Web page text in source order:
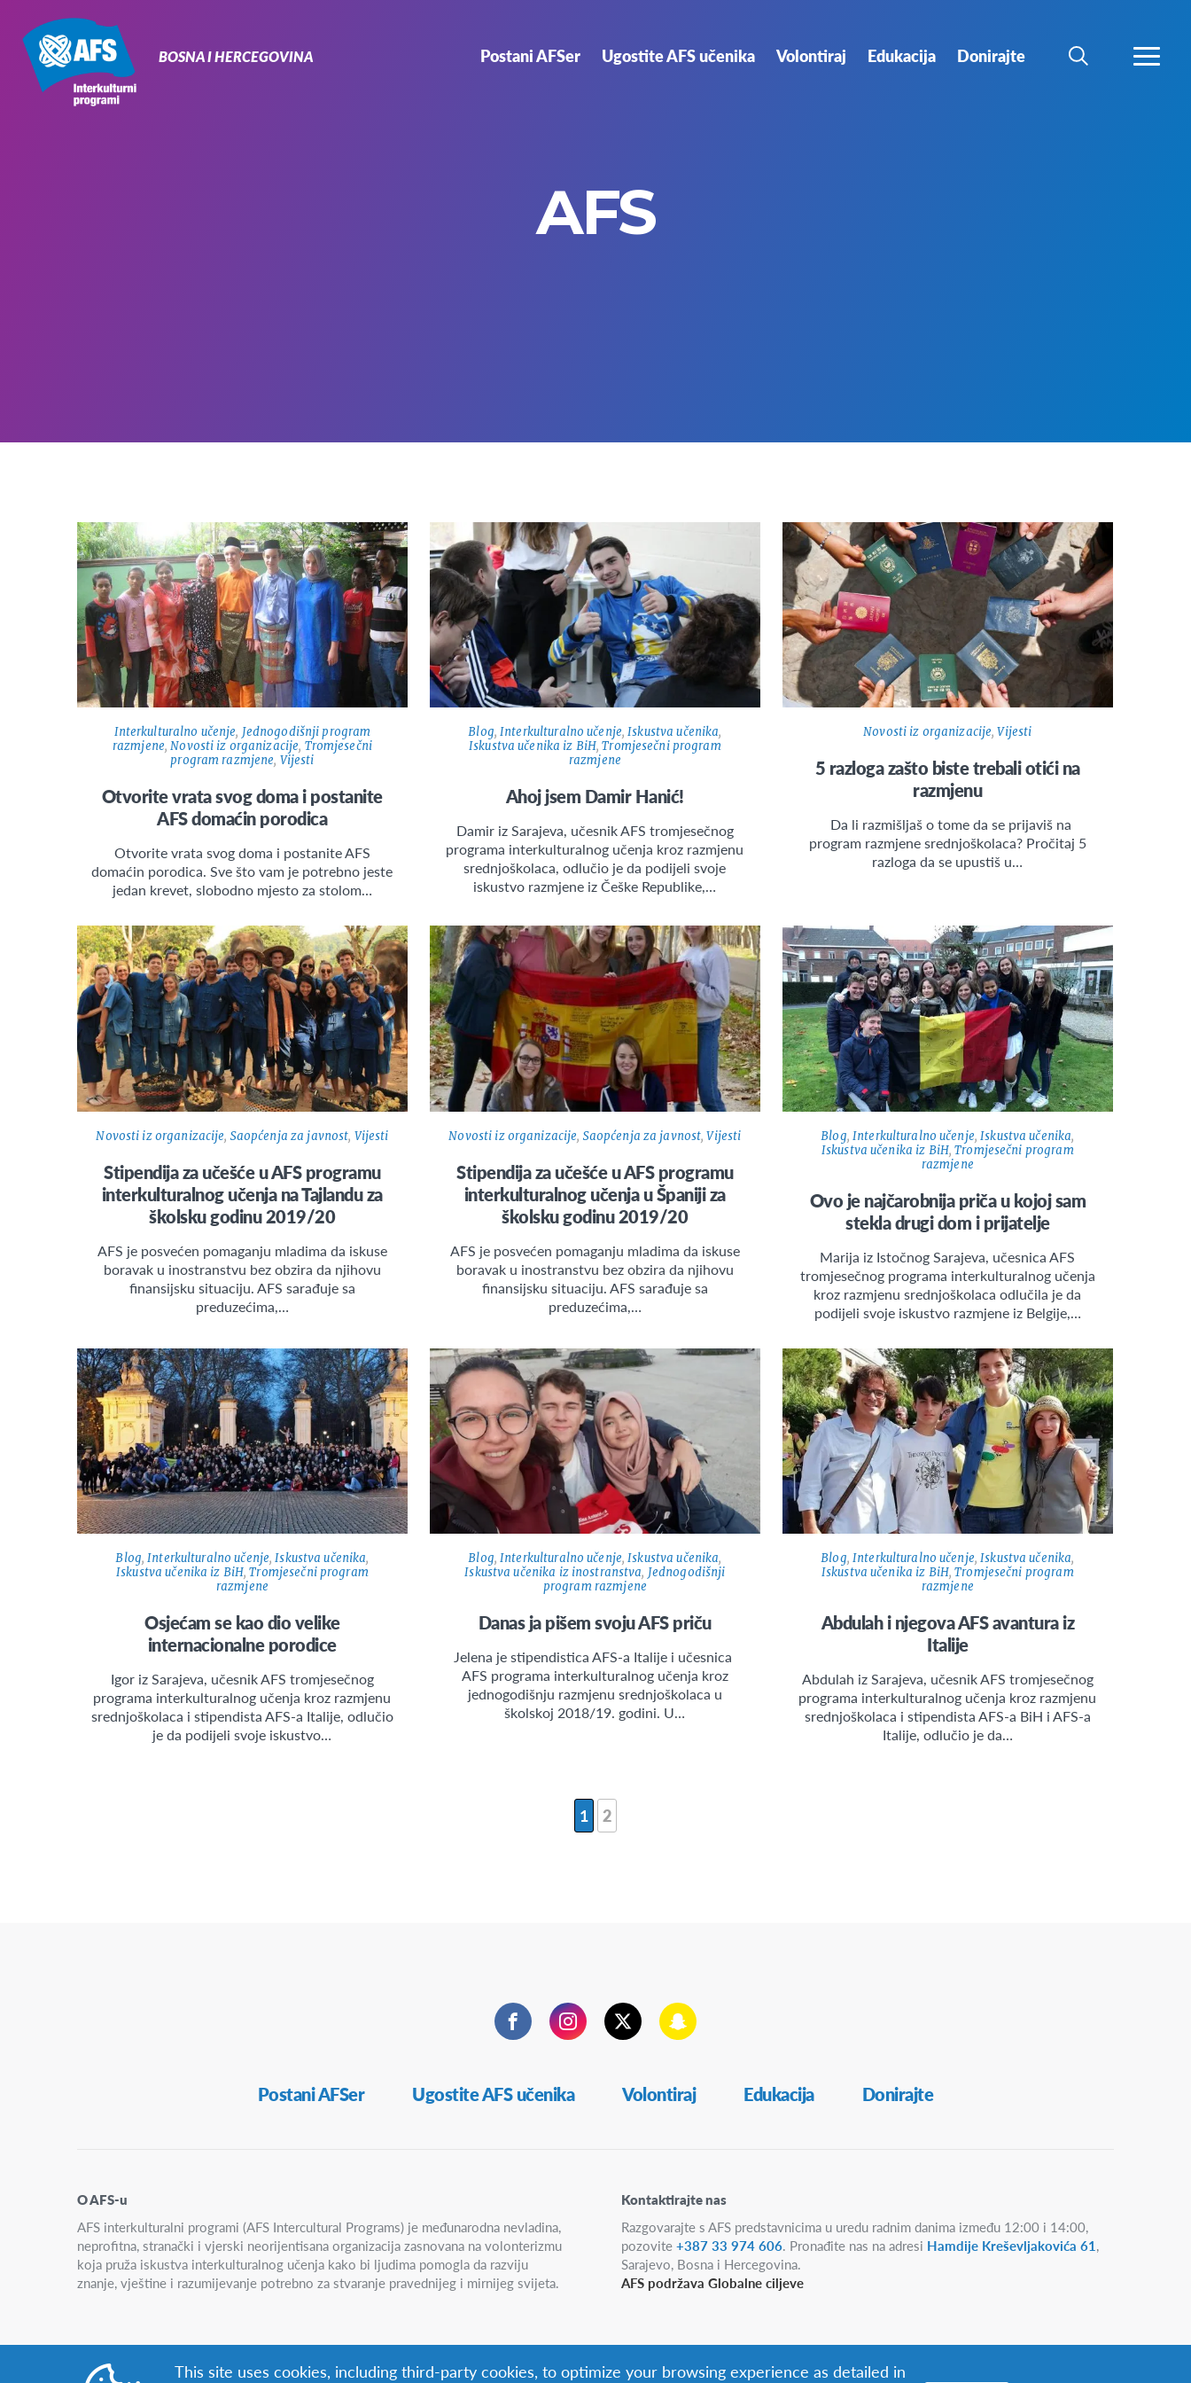
BOSNA I HERCEGOVINA Postani AFSer Ugostite AFS učenika Volontiraj Edukacija Donirajte
PRETRAŽIPROŠIRI
AFS
Interkulturalno učenje, Jednogodišnji program
razmjene,Novosti iz organizacije, Tromjesečni
program razmjene, Vijesti
Otvorite vrata svog doma i postanite
AFS domaćin porodica
Otvorite vrata svog doma i postanite AFS
domaćin porodica. Sve što vam je potrebno jeste
jedan krevet, slobodno mjesto za stolom…
Blog,Interkulturalno učenje,Iskustva učenika,
Iskustva učenika iz BiH,Tromjesečni program
razmjene
Ahoj jsem Damir Hanić!
Damir iz Sarajeva, učesnik AFS tromjesečnog
programa interkulturalnog učenja kroz razmjenu
srednjoškolaca, odlučio je da podijeli svoje
iskustvo razmjene iz Češke Republike,…
Novosti iz organizacije,Vijesti
5 razloga zašto biste trebali otići na
razmjenu
Da li razmišljaš o tome da se prijaviš na
program razmjene srednjoškolaca? Pročitaj 5
razloga da se upustiš u…
Novosti iz organizacije, Saopćenja za javnost, Vijesti
Stipendija za učešće u AFS programu
interkulturalnog učenja na Tajlandu za
školsku godinu 2019/20
AFS je posvećen pomaganju mladima da iskuse
boravak u inostranstvu bez obzira da njihovu
finansijsku situaciju. AFS sarađuje sa
preduzećima,…
Novosti iz organizacije, Saopćenja za javnost,Vijesti
Stipendija za učešće u AFS programu
interkulturalnog učenja u Španiji za
školsku godinu 2019/20
AFS je posvećen pomaganju mladima da iskuse
boravak u inostranstvu bez obzira da njihovu
finansijsku situaciju. AFS sarađuje sa
preduzećima,…
Blog,Interkulturalno učenje,Iskustva učenika,
Iskustva učenika iz BiH,Tromjesečni program
razmjene
Ovo je najčarobnija priča u kojoj sam
stekla drugi dom i prijatelje
Marija iz Istočnog Sarajeva, učesnica AFS
tromjesečnog programa interkulturalnog učenja
kroz razmjenu srednjoškolaca odlučila je da
podijeli svoje iskustvo razmjene iz Belgije,…
Blog,Interkulturalno učenje,Iskustva učenika,
Iskustva učenika iz BiH,Tromjesečni program
razmjene
Osjećam se kao dio velike
internacionalne porodice
Igor iz Sarajeva, učesnik AFS tromjesečnog
programa interkulturalnog učenja kroz razmjenu
srednjoškolaca i stipendista AFS-a Italije, odlučio
je da podijeli svoje iskustvo…
Blog,Interkulturalno učenje,Iskustva učenika,
Iskustva učenika iz inostranstva, Jednogodišnji
program razmjene
Danas ja pišem svoju AFS priču
Jelena je stipendistica AFS-a Italije i učesnica
AFS programa interkulturalnog učenja kroz
jednogodišnju razmjenu srednjoškolaca u
školskoj 2018/19. godini. U…
Blog,Interkulturalno učenje,Iskustva učenika,
Iskustva učenika iz BiH,Tromjesečni program
razmjene
Abdulah i njegova AFS avantura iz
Italije
Abdulah iz Sarajeva, učesnik AFS tromjesečnog
programa interkulturalnog učenja kroz razmjenu
srednjoškolaca i stipendista AFS-a BiH i AFS-a
Italije, odlučio je da…
1 2
FacebookInstagramTwitterSnapchat
Postani AFSer Ugostite AFS učenika Volontiraj Edukacija Donirajte
Kontaktirajte nas
Razgovarajte s AFS predstavnicima u uredu radnim danima između 12:00 i 14:00,
pozovite+387 33 974 606. Pronađite nas na adresi Hamdije Kreševljakovića 61,
Sarajevo, Bosna i Hercegovina.
AFS podržava Globalne ciljeve
O AFS-u
AFS interkulturalni programi (AFS Intercultural Programs) je međunarodna nevladina,
neprofitna, stranački i vjerski neorijentisana organizacija zasnovana na volonterizmu
koja pruža iskustva interkulturalnog učenja kako bi ljudima pomogla da razviju
znanje, vještine i razumijevanje potrebno za stvaranje pravednijeg i mirnijeg svijeta.
This site uses cookies, including third-party cookies, to optimize your browsing experience as detailed in